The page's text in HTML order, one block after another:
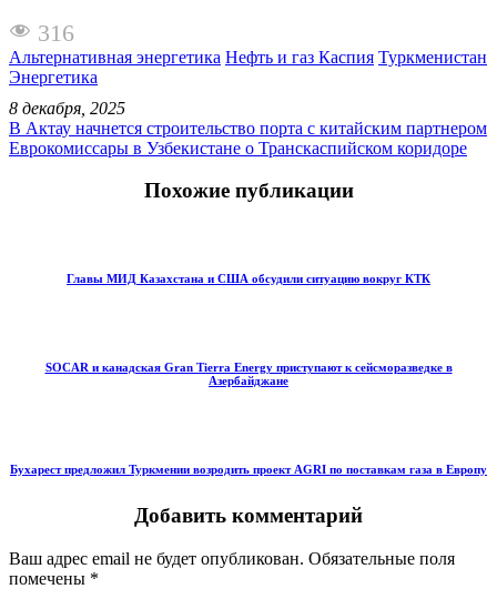
316
Альтернативная энергетика Нефть и газ Каспия Туркменистан
Энергетика
8 декабря, 2025
В Актау начнется строительство порта с китайским партнером
Еврокомиссары в Узбекистане о Транскаспийском коридоре
Похожие публикации
Главы МИД Казахстана и США обсудили ситуацию вокруг КТК
SOCAR и канадская Gran Tierra Energy приступают к сейсморазведке в
Азербайджане
Бухарест предложил Туркмении возродить проект AGRI по поставкам газа в Европу
Добавить комментарий
Ваш адрес email не будет опубликован. Обязательные поля
помечены *